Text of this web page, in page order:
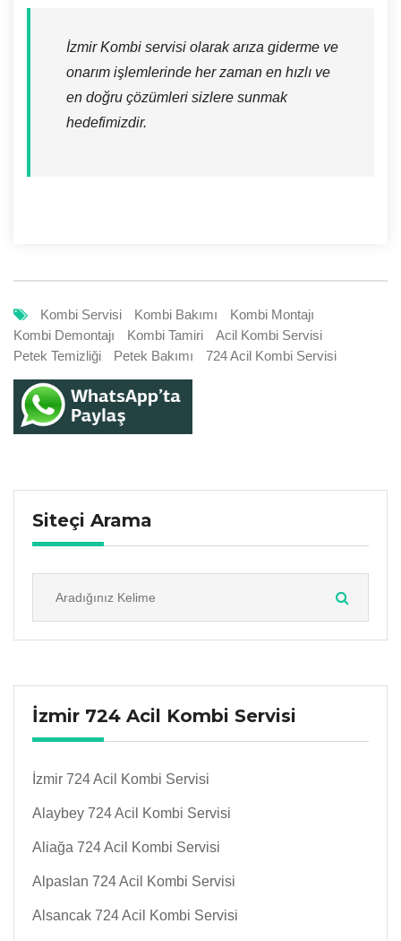
İzmir Kombi servisi olarak arıza giderme ve
onarım işlemlerinde her zaman en hızlı ve
en doğru çözümleri sizlere sunmak
hedefimizdir.
Kombi Servisi Kombi Bakımı
Kombi Montajı
Kombi Demontajı
Kombi Tamiri
Acil Kombi Servisi
Petek Temizliği
Petek Bakımı 724 Acil Kombi Servisi
Siteçi Arama
İzmir 724 Acil Kombi Servisi
İzmir 724 Acil Kombi Servisi
Alaybey 724 Acil Kombi Servisi
Aliağa 724 Acil Kombi Servisi
Alpaslan 724 Acil Kombi Servisi
Alsancak 724 Acil Kombi Servisi